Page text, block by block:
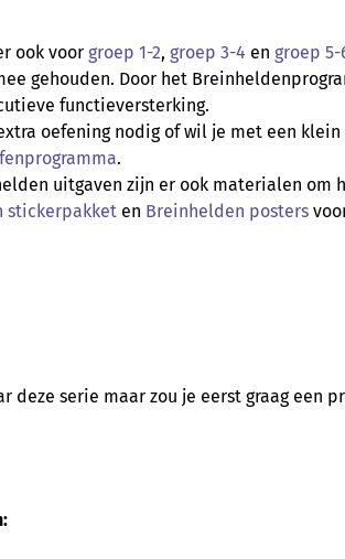
ook voor groep 1-2, groep 3-4 en groep 5-
gehouden. Door het
functieversterking.
oefening nodig of wil je met een
.
uitgaven zijn er ook materialen om
stickerpakket en Breinhelden posters
deze serie maar zou je eerst graag een